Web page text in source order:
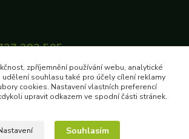
283 505
zpříjemnění používání webu, analytické
udělení souhlasu také pro účely cílení reklamy
cookies. Nastavení vlastních preferencí
upravit odkazem ve spodní části stránek.
Souhlasím